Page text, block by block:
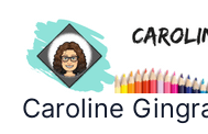
contenu
Caroline